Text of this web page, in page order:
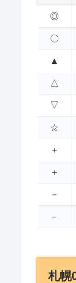
◎
〇
▲
△
▽
☆
＋
＋
－
－
札幌